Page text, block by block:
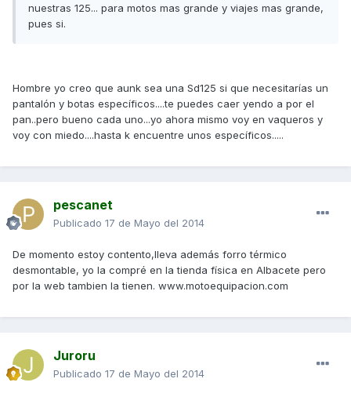
nuestras 125... para motos mas grande y viajes mas grande,
pues si.
Hombre yo creo que aunk sea una Sd125 si que necesitarías un
pantalón y botas específicos....te puedes caer yendo a por el
pan..pero bueno cada uno...yo ahora mismo voy en vaqueros y
voy con miedo....hasta k encuentre unos específicos.....
pescanet
Publicado 17 de Mayo del 2014
De momento estoy contento,lleva además forro térmico
desmontable, yo la compré en la tienda física en Albacete pero
por la web tambien la tienen. www.motoequipacion.com
Juroru
Publicado 17 de Mayo del 2014